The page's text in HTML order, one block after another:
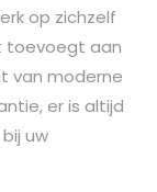
op zichzelf
toevoegt aan
van moderne
er is altijd
uw